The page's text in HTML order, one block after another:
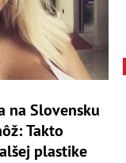
na Slovensku
Takto
plastike